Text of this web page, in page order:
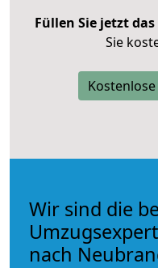
Füllen Sie jetzt
Sie
Wir sind die
nach